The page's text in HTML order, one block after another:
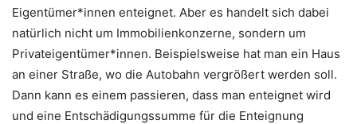
Eigentümer*innen enteignet. Aber es handelt sich dabei
natürlich nicht um Immobilienkonzerne, sondern um
Privateigentümer*innen. Beispielsweise hat man ein Haus
an einer Straße, wo die Autobahn vergrößert werden soll.
Dann kann es einem passieren, dass man enteignet wird
und eine Entschädigungssumme für die Enteignung